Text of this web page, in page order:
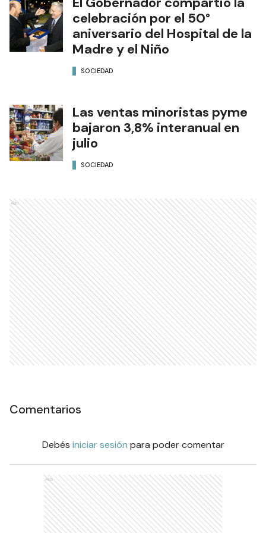
aniversario del Hospital de la
Madre y el Niño
SOCIEDAD
bajaron 3,8% interanual en
julio
SOCIEDAD